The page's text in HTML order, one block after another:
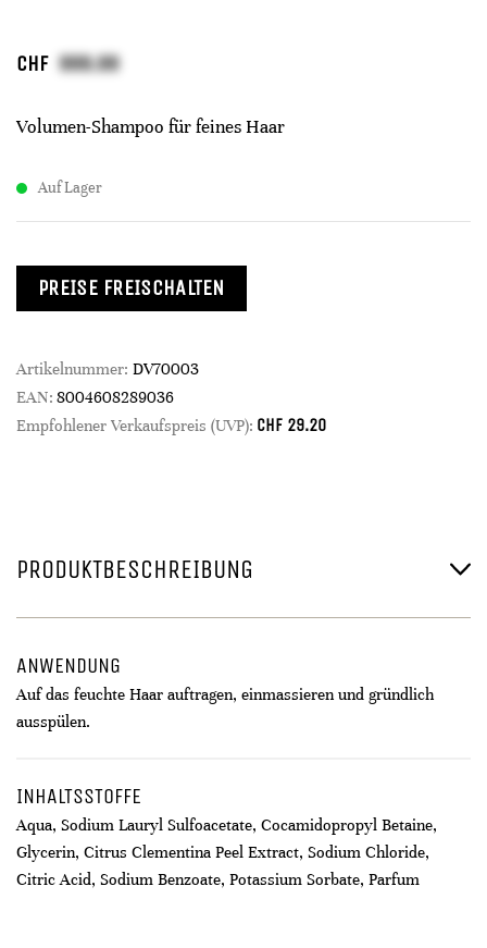
CHF
Volumen-Shampoo für feines Haar
Auf Lager
PREISE FREISCHALTEN
Artikelnummer: DV70003
EAN: 8004608289036
Empfohlener Verkaufspreis (UVP): CHF 29.20
PRODUKTBESCHREIBUNG
ANWENDUNG
Auf das feuchte Haar auftragen, einmassieren und gründlich
ausspülen.
INHALTSSTOFFE
Aqua, Sodium Lauryl Sulfoacetate, Cocamidopropyl Betaine,
Glycerin, Citrus Clementina Peel Extract, Sodium Chloride,
Citric Acid, Sodium Benzoate, Potassium Sorbate, Parfum